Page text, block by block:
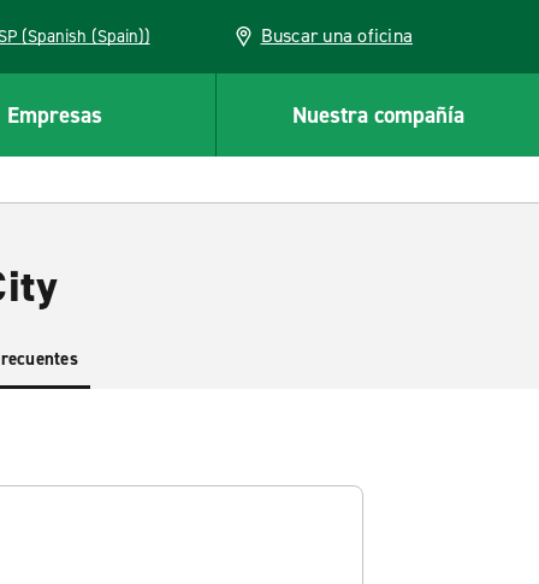
ESP (Spanish (Spain)) Buscar una oficina
Empresas Nuestra compañía